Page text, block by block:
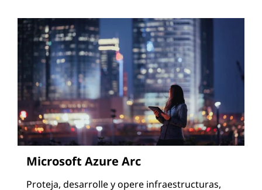
Microsoft Azure Arc
Proteja, desarrolle y opere infraestructuras,